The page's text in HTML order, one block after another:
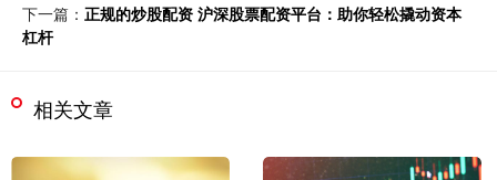
下一篇： 正规的炒股配资 沪深股票配资平台：助你轻松撬动资本
杠杆
相关文章